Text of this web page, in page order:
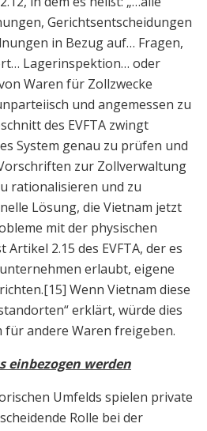
Gerichtsentscheidungen
in Bezug auf… Fragen,
Lagerinspektion… oder
Waren für Zollzwecke
und angemessen zu
des EVFTA zwingt
System genau zu prüfen und
zur Zollverwaltung
rationalisieren und zu
Lösung, die Vietnam jetzt
mit der physischen
2.15 des EVFTA, der es
erlaubt, eigene
[15] Wenn Vietnam diese
erklärt, würde dies
andere Waren freigeben.
einbezogen werden
Umfelds spielen private
Rolle bei der